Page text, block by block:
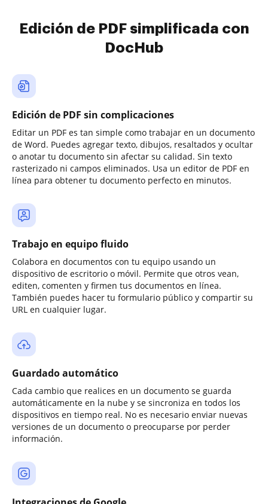
Edición de PDF simplificada con
DocHub
Edición de PDF sin complicaciones
Editar un PDF es tan simple como trabajar en un documento
de Word. Puedes agregar texto, dibujos, resaltados y ocultar
o anotar tu documento sin afectar su calidad. Sin texto
rasterizado ni campos eliminados. Usa un editor de PDF en
línea para obtener tu documento perfecto en minutos.
Trabajo en equipo fluido
Colabora en documentos con tu equipo usando un
dispositivo de escritorio o móvil. Permite que otros vean,
editen, comenten y firmen tus documentos en línea.
También puedes hacer tu formulario público y compartir su
URL en cualquier lugar.
Guardado automático
Cada cambio que realices en un documento se guarda
automáticamente en la nube y se sincroniza en todos los
dispositivos en tiempo real. No es necesario enviar nuevas
versiones de un documento o preocuparse por perder
información.